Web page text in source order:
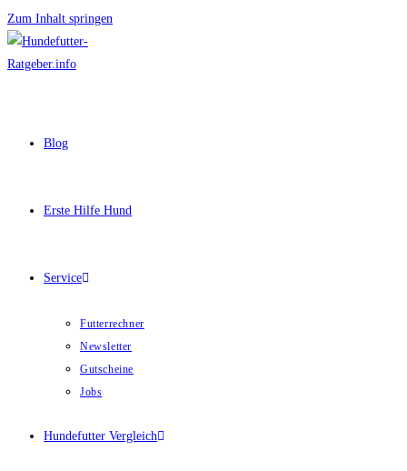
Zum Inhalt springen
Blog
Erste Hilfe Hund
Service
Futterrechner
Newsletter
Gutscheine
Jobs
Hundefutter Vergleich